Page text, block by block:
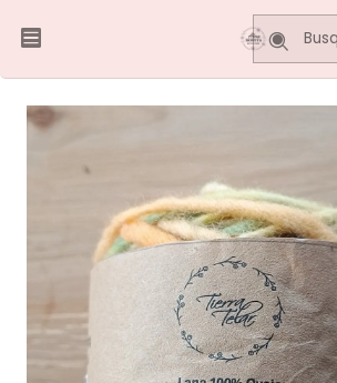
LANA DE OVEJA
Lana de Oveja - Amarillo